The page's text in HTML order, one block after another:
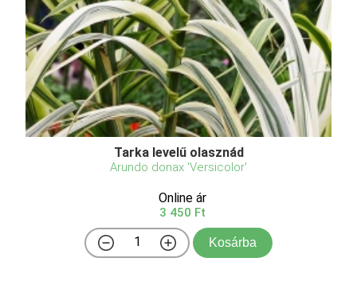
Tarka levelű olasznád
Arundo donax 'Versicolor'
Online ár
3 450 Ft
Kosárba